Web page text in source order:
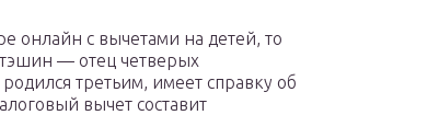
онлайн с вычетами на детей, то
— отец четверых
третьим, имеет справку об
вычет составит